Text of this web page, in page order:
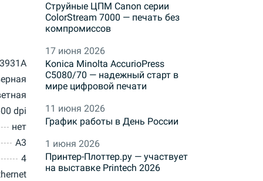
dpi
нет
A3
4
Струйные ЦПМ Canon серии
ColorStream 7000 — печать без
компромиссов
17 июня 2026
Konica Minolta AccurioPress
C5080/70 — надежный старт в
мире цифровой печати
11 июня 2026
График работы в День России
1 июня 2026
Принтер-Плоттер.ру — участвует
на выставке Printech 2026